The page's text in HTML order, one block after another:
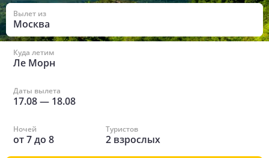
Вылет из
Москва
Куда летим
Ле Морн
Даты вылета
17.08— 18.08
Ночей
от7до 8
Туристов
2 взрослых